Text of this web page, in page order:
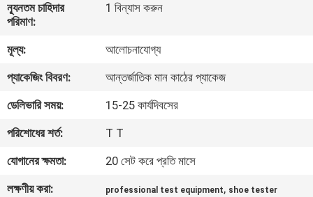
মান
নিয়ন্ত্রণ
যোগাযোগ
করুন
খবর
ন্যূনতম চাহিদার
পরিমাণ:
1 বিন্যাস করুন
মূল্য:
আলোচনাযোগ্য
প্যাকেজিং বিবরণ:
আন্তর্জাতিক মান কাঠের প্যাকেজ
ডেলিভারি সময়:
15-25 কার্যদিবসের
পরিশোধের শর্ত:
T T
যোগানের ক্ষমতা:
20 সেট করে প্রতি মাসে
লক্ষণীয় করা:
professional test equipment, shoe tester